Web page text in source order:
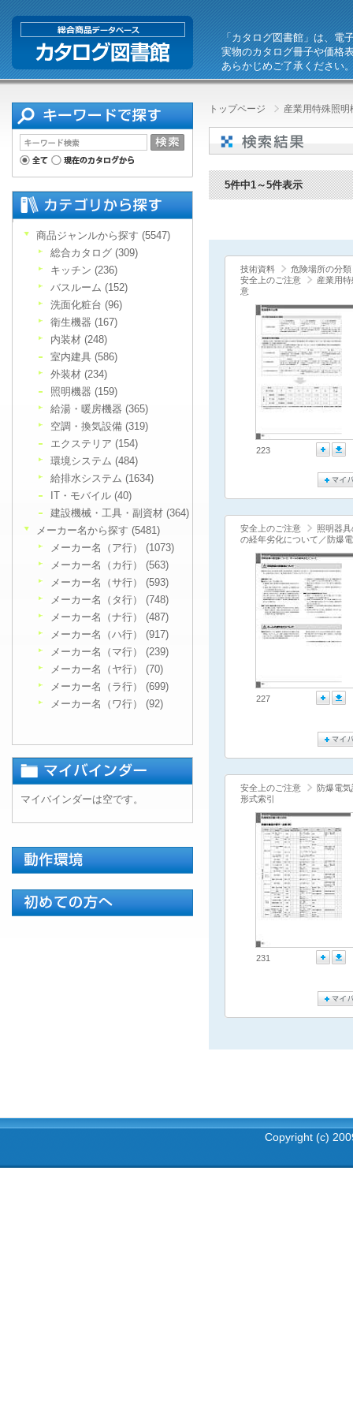
「カタログ図書館」は、電
実物のカタログ冊子や価格
あらかじめご了承ください
トップページ 産業用特殊照
5件中1～5件表示
技術資料
危険場所の分類
安全上のご注意
産業用
意
223
安全上のご注意
照明器
の経年劣化について／防爆
227
安全上のご注意
防爆電
形式索引
231
商品ジャンルから探す (5547)
総合カタログ (309)
キッチン (236)
バスルーム (152)
洗面化粧台 (96)
衛生機器 (167)
内装材 (248)
室内建具 (586)
外装材 (234)
照明機器 (159)
給湯・暖房機器 (365)
空調・換気設備 (319)
エクステリア (154)
環境システム (484)
給排水システム (1634)
IT・モバイル (40)
建設機械・工具・副資材 (364)
メーカー名から探す (5481)
メーカー名（ア行） (1073)
メーカー名（カ行） (563)
メーカー名（サ行） (593)
メーカー名（タ行） (748)
メーカー名（ナ行） (487)
メーカー名（ハ行） (917)
メーカー名（マ行） (239)
メーカー名（ヤ行） (70)
メーカー名（ラ行） (699)
メーカー名（ワ行） (92)
マイバインダーは空です。
Copyright (c)